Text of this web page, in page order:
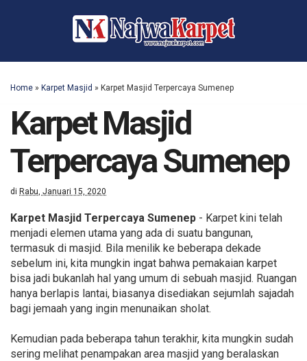
Home » Karpet Masjid » Karpet Masjid Terpercaya Sumenep
Karpet Masjid
Terpercaya Sumenep
di Rabu, Januari 15, 2020
Karpet Masjid Terpercaya Sumenep - Karpet kini telah
menjadi elemen utama yang ada di suatu bangunan,
termasuk di masjid. Bila menilik ke beberapa dekade
sebelum ini, kita mungkin ingat bahwa pemakaian karpet
bisa jadi bukanlah hal yang umum di sebuah masjid. Ruangan
hanya berlapis lantai, biasanya disediakan sejumlah sajadah
bagi jemaah yang ingin menunaikan sholat.
Kemudian pada beberapa tahun terakhir, kita mungkin sudah
sering melihat penampakan area masjid yang beralaskan